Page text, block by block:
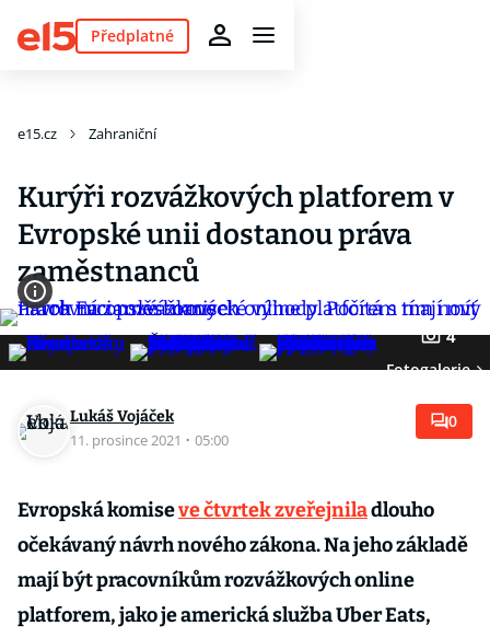
Předplatné
e15.cz Zahraniční
Kurýři rozvážkových platforem v
Evropské unii dostanou práva
zaměstnanců
4
Fotogalerie
Lukáš Vojáček
11. prosince 2021 · 05:00
0
Evropská komiseve čtvrtek zveřejniladlouho
očekávaný návrh nového zákona. Na jeho základě
mají být pracovníkům rozvážkových online
platforem, jako je americká služba Uber Eats,